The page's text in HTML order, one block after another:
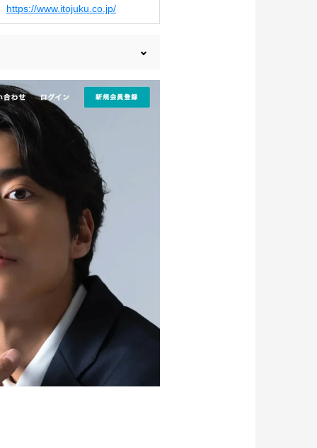
https://www.itojuku.co.jp/
口コミ収集等を考慮して